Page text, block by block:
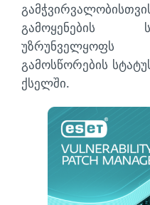
გამოყენების
გამოსწორების
ქსელში.